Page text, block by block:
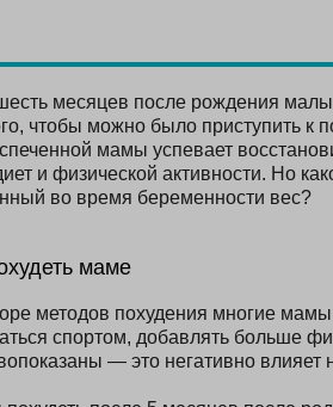
месяцев после рождения
чтобы можно было приступить к
мамы успевает
и физической активности. Но
во время беременности вес?
маме
методов похудения многие
спортом, добавлять больше
— это негативно влияет